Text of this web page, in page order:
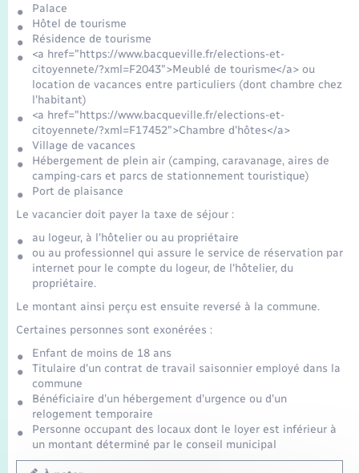
Palace
Hôtel de tourisme
Résidence de tourisme
<a href="https://www.bacqueville.fr/elections-et-
citoyennete/?xml=F2043">Meublé de tourisme</a> ou
location de vacances entre particuliers (dont chambre chez
l'habitant)
<a href="https://www.bacqueville.fr/elections-et-
citoyennete/?xml=F17452">Chambre d'hôtes</a>
Village de vacances
Hébergement de plein air (camping, caravanage, aires de
camping-cars et parcs de stationnement touristique)
Port de plaisance
Le vacancier doit payer la taxe de séjour :
au logeur, à l'hôtelier ou au propriétaire
ou au professionnel qui assure le service de réservation par
internet pour le compte du logeur, de l'hôtelier, du
propriétaire.
Le montant ainsi perçu est ensuite reversé à la commune.
Certaines personnes sont exonérées :
Enfant de moins de 18 ans
Titulaire d'un contrat de travail saisonnier employé dans la
commune
Bénéficiaire d'un hébergement d'urgence ou d'un
relogement temporaire
Personne occupant des locaux dont le loyer est inférieur à
un montant déterminé par le conseil municipal